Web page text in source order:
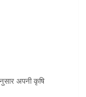
अपनी कृषि